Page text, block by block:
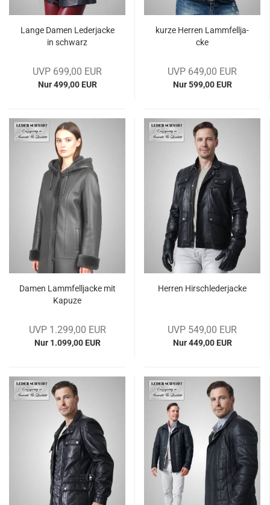
Lange Damen Le­der­ja­cke
in schwarz
UVP 699,00 EUR
Nur 499,00 EUR
kurze Her­ren Lamm­fell­ja­
cke
UVP 649,00 EUR
Nur 599,00 EUR
Damen Lamm­fell­ja­cke mit
Ka­pu­ze
UVP 1.299,00 EUR
Nur 1.099,00 EUR
Her­ren Hirsch­le­der­ja­cke
UVP 549,00 EUR
Nur 449,00 EUR